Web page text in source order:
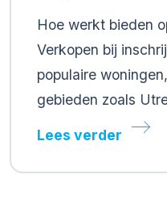
Hoe werkt bieden
Verkopen bij
populaire
gebieden zoals
Lees verder